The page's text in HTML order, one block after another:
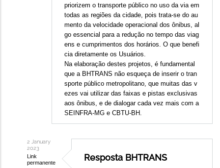
priorizem o transporte público no uso da via em
todas as regiões da cidade, pois trata-se do au
mento da velocidade operacional dos ônibus, al
go essencial para a redução no tempo das viag
ens e cumprimentos dos horários. O que benefi
cia diretamente os Usuários.
Na elaboração destes projetos, é fundamental
que a BHTRANS não esqueça de inserir o tran
sporte público metropolitano, que muitas das v
ezes vai utilizar das faixas e pistas exclusivas
aos ônibus, e de dialogar cada vez mais com a
SEINFRA-MG e CBTU-BH.
2 January
2023
Link
permanente
Resposta BHTRANS